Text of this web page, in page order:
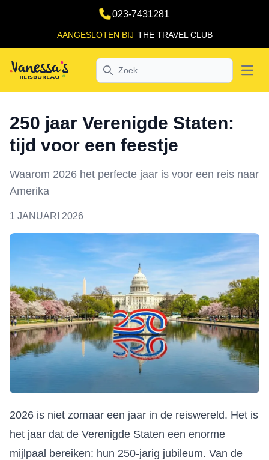
023-7431281
AANGESLOTEN BIJ THE TRAVEL CLUB
Search
250 jaar Verenigde Staten:
tijd voor een feestje
Waarom 2026 het perfecte jaar is voor een reis naar
Amerika
1 JANUARI 2026
2026 is niet zomaar een jaar in de reiswereld. Het is
het jaar dat de Verenigde Staten een enorme
mijlpaal bereiken: hun 250-jarig jubileum. Van de